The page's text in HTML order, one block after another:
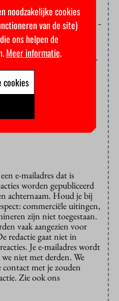
op de VU-
‘geld op de plank
in het Nieuwe
e-mailadres dat is
worden gepubliceerd
achternaam. Houd je bij
commerciële uitingen,
zijn niet toegestaan.
vaak aangezien voor
redactie gaat niet in
Je e-mailadres wordt
niet met derden. We
contact met je zouden
Zie ook ons
noodzakelijke cookies
van de site)
ons helpen de
Meer informatie.
cookies